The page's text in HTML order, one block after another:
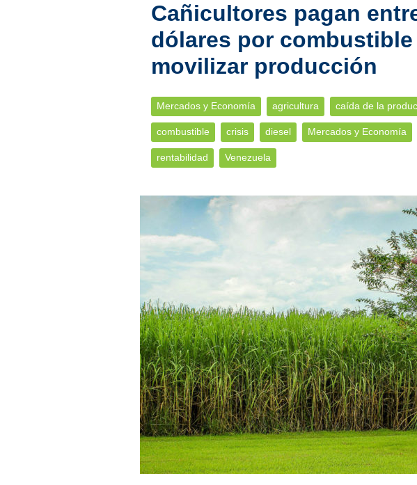
Cañicultores pagan
dólares por combustible
movilizar producción
Mercados y Economía agricultura caída de la
combustible crisis diesel Mercados y Economía
rentabilidad Venezuela